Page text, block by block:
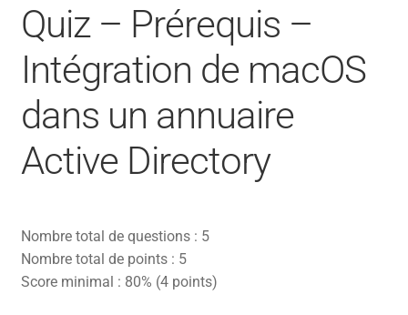
ACTUALITÉS
INFORMATIONS
FINANCEMENT
BOUTIQUE
CONTACT
YOUTUBE
Quiz – Prérequis –
Intégration de macOS
dans un annuaire
Active Directory
Nombre total de questions : 5
Nombre total de points : 5
Score minimal : 80% (4 points)